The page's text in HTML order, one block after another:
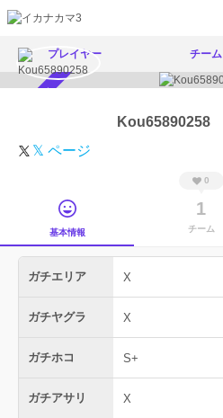
プレイヤー チーム
Kou65890258
𝕏 ページ
基本情報
0
1
チーム
ガチエリア X
ガチヤグラ X
ガチホコ S+
ガチアサリ X